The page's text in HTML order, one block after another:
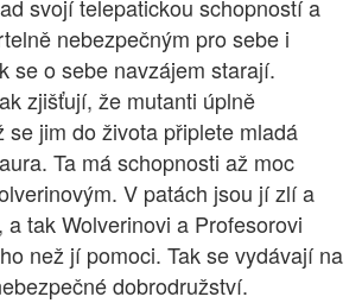
svojí telepatickou schopností a
nebezpečným pro sebe i
se o sebe navzájem starají.
zjišťují, že mutanti úplně
se jim do života připlete mladá
Ta má schopnosti až moc
V patách jsou jí zlí a
tak Wolverinovi a Profesorovi
než jí pomoci. Tak se vydávají na
dobrodružství.